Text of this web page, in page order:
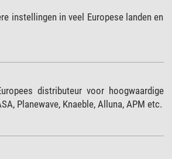
instellingen in veel Europese landen en
distributeur voor hoogwaardige
Planewave, Knaeble, Alluna, APM etc.